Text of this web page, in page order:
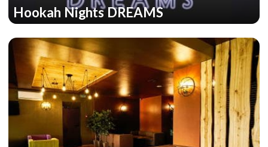
Hookah Nights DREAMS